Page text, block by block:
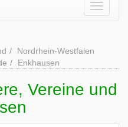
Nordrhein-Westfalen
Enkhausen
Vereine und